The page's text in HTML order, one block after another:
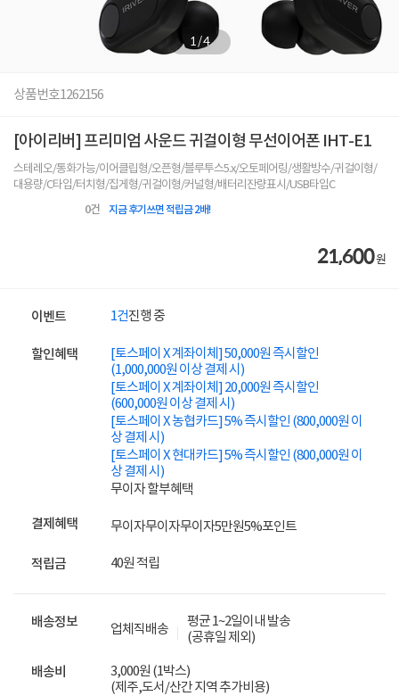
1/4
상품번호1262156
[아이리버] 프리미엄 사운드 귀걸이형 무선이어폰 IHT-E1
스테레오/통화가능/이어클립형/오픈형/블루투스5.x/오토페어링/생활방수/귀걸이형/
대용량/C타입/터치형/집게형/귀걸이형/커널형/배터리잔량표시/USB타입C
0건 지금 후기쓰면 적립금 2배!
21,600원
이벤트 1건진행 중
할인혜택
[토스페이 X 계좌이체] 50,000원 즉시할인
(1,000,000원 이상 결제 시)
[토스페이 X 계좌이체] 20,000원 즉시할인
(600,000원 이상 결제 시)
[토스페이 X 농협카드] 5% 즉시할인 (800,000원 이
상 결제 시)
[토스페이 X 현대카드] 5% 즉시할인 (800,000원 이
상 결제 시)
무이자 할부혜택
결제혜택 무이자무이자무이자5만원5%포인트
적립금 40원 적립
배송정보 업체직배송
평균 1~2일이내 발송
(공휴일 제외)
배송비
3,000원 (1박스)
(제주,도서/산간 지역 추가비용)